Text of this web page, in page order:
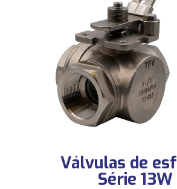
Válvulas de
Série 13W